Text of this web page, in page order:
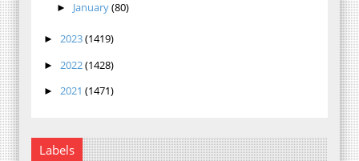
► January(80)
► 2023(1419)
► 2022(1428)
► 2021 (1471)
Labels